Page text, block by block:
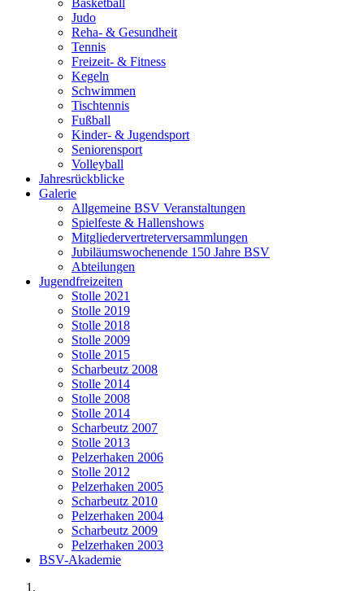
Basketball
Judo
Reha- & Gesundheit
Tennis
Freizeit- & Fitness
Kegeln
Schwimmen
Tischtennis
Fußball
Kinder- & Jugendsport
Seniorensport
Volleyball
Jahresrückblicke
Galerie
Allgemeine BSV Veranstaltungen
Spielfeste & Hallenshows
Mitgliedervertreterversammlungen
Jubiläumswochenende 150 Jahre BSV
Abteilungen
Jugendfreizeiten
Stolle 2021
Stolle 2019
Stolle 2018
Stolle 2009
Stolle 2015
Scharbeutz 2008
Stolle 2014
Stolle 2008
Stolle 2014
Scharbeutz 2007
Stolle 2013
Pelzerhaken 2006
Stolle 2012
Pelzerhaken 2005
Scharbeutz 2010
Pelzerhaken 2004
Scharbeutz 2009
Pelzerhaken 2003
BSV-Akademie